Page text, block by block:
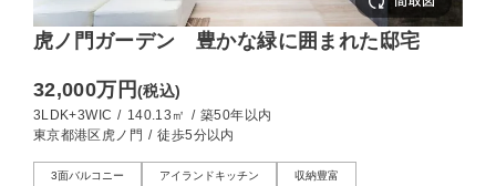
虎ノ門ガーデン 豊かな緑に囲まれた邸宅
32,000万円(税込)
3LDK+3WIC / 140.13㎡ / 築50年以内
東京都港区虎ノ門 / 徒歩5分以内
3面バルコニー アイランドキッチン 収納豊富